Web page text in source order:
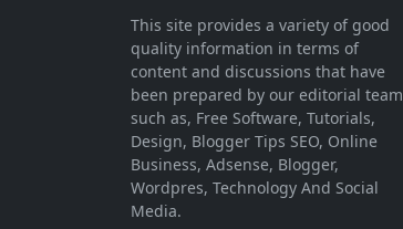
This site provides a variety of good
quality information in terms of
content and discussions that have
been prepared by our editorial team
such as, Free Software, Tutorials,
Design, Blogger Tips SEO, Online
Business, Adsense, Blogger,
Wordpres, Technology And Social
Media.